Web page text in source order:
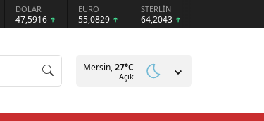
DOLAR
47,5916
EURO
55,0829
STERLİN
64,2043
Mersin,27°C
Açık